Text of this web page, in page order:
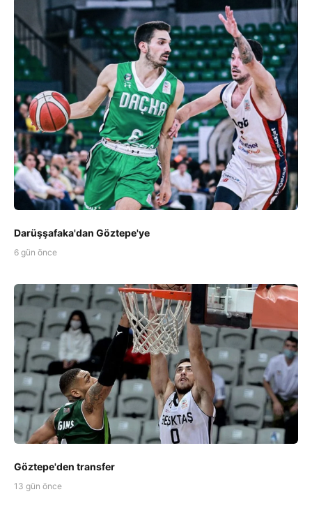
Darüşşafaka'dan Göztepe'ye
6 gün önce
Göztepe'den transfer
13 gün önce